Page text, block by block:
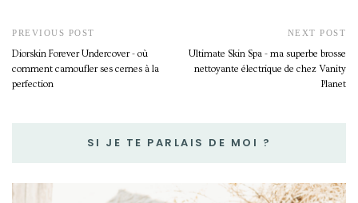
PREVIOUS POST
Diorskin Forever Undercover - où
comment camoufler ses cernes à la
perfection
NEXT POST
Ultimate Skin Spa - ma superbe brosse
nettoyante électrique de chez Vanity
Planet
SI JE TE PARLAIS DE MOI ?